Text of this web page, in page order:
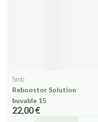
Smb
Reboostor Solution
buvable 15
22,00 €